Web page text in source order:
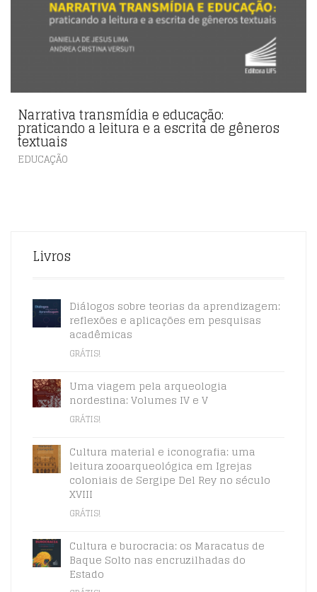
Narrativa transmídia e educação:
praticando a leitura e a escrita de gêneros
textuais
EDUCAÇÃO
Livros
Diálogos sobre teorias da aprendizagem:
reflexões e aplicações em pesquisas
acadêmicas
GRÁTIS!
Uma viagem pela arqueologia
nordestina: Volumes IV e V
GRÁTIS!
Cultura material e iconografia: uma
leitura zooarqueológica em Igrejas
coloniais de Sergipe Del Rey no século
XVIII
GRÁTIS!
Cultura e burocracia: os Maracatus de
Baque Solto nas encruzilhadas do
Estado